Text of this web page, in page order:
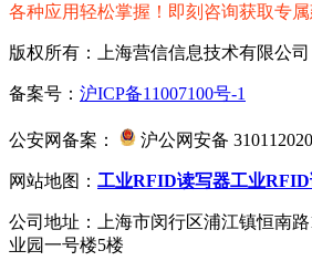
各种应用轻松掌握！即刻咨询获取专属
版权所有：上海营信信息技术有限公司
备案号： 沪ICP备11007100号-1
公安网备案： 沪公网安备
网站地图： 工业RFID读写器工业
公司地址：上海市闵行区浦江镇恒南路
业园一号楼5楼